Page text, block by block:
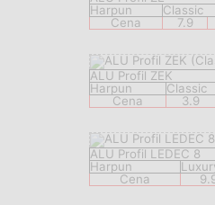
Harpun
Classic
Cena
7.9
ALU Profil ZEK
Harpun
Classic
Cena
3.9
ALU Profil LEDEC 8
Harpun
Cena